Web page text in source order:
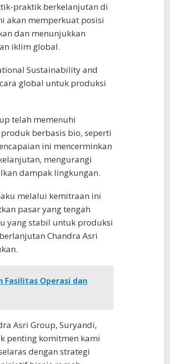
praktik berkelanjutan di
akan memperkuat posisi
dan menunjukkan
iklim global.
Sustainability and
global untuk produksi
telah memenuhi
berbasis bio, seperti
ini mencerminkan
mengurangi
dampak lingkungan.
melalui kemitraan ini
pasar yang tengah
yang stabil untuk produksi
Chandra Asri
Fasilitas Operasi dan
Asri Group, Suryandi,
penting komitmen kami
dengan strategi